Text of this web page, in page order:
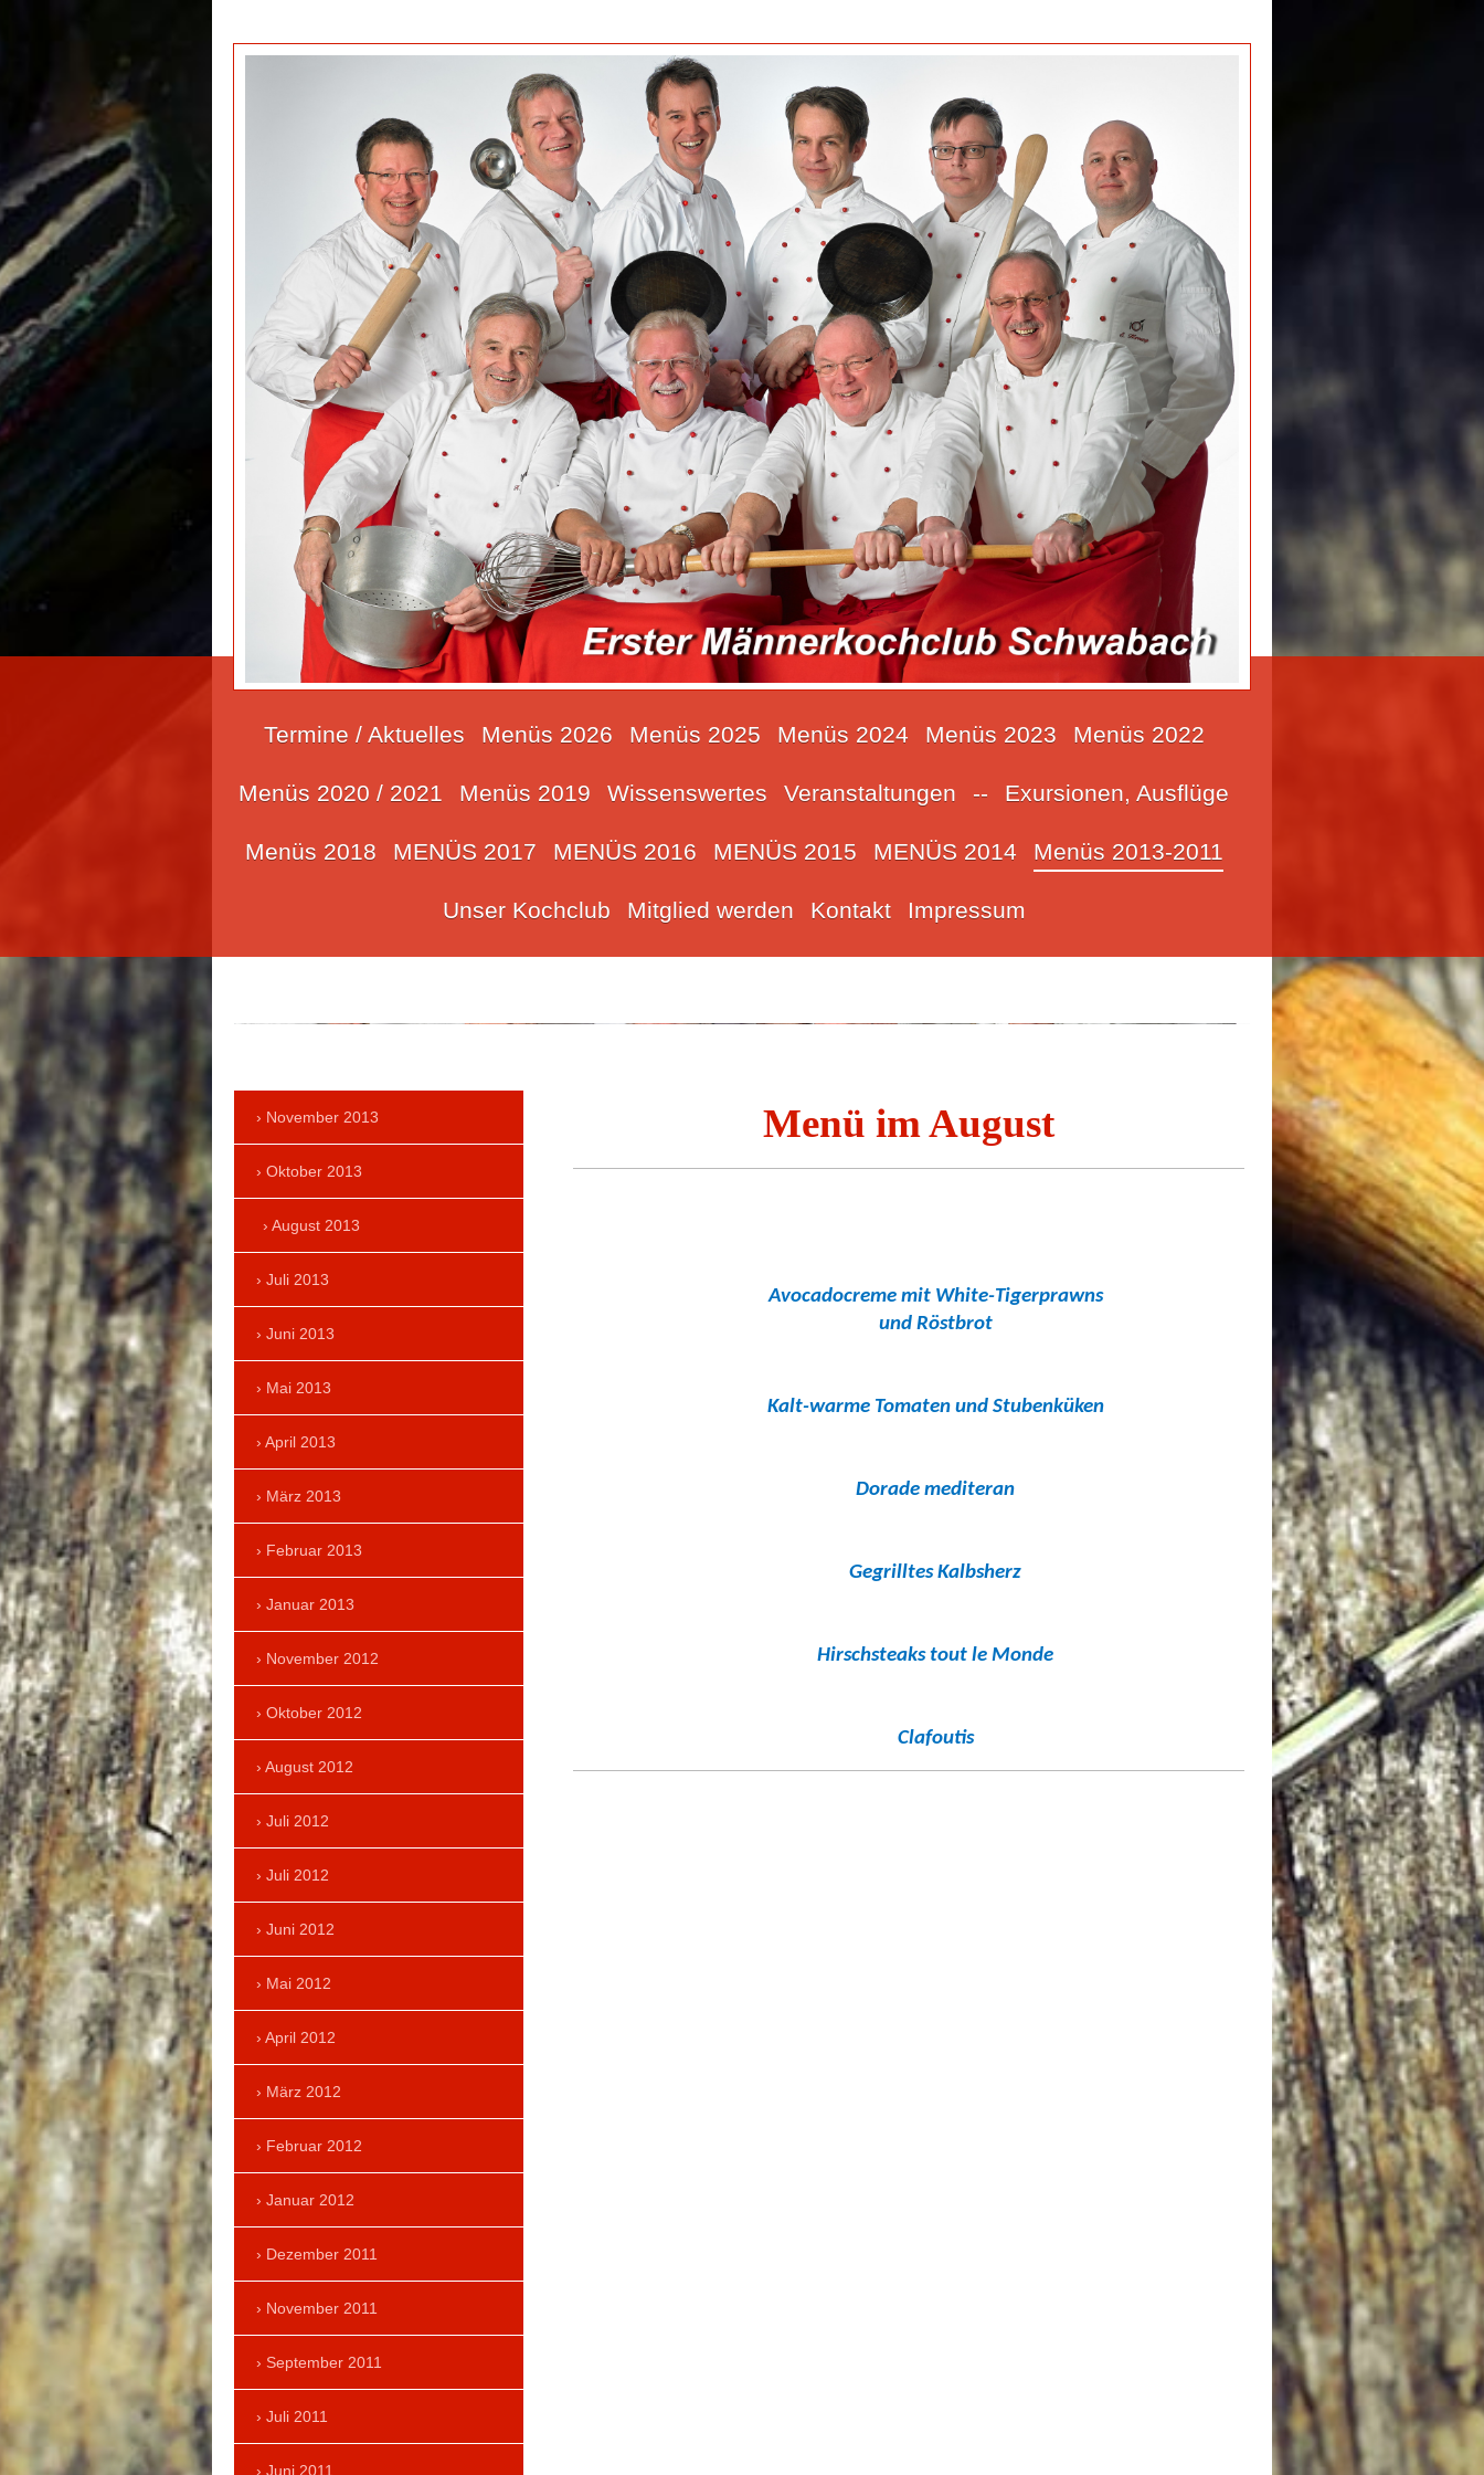
Termine / Aktuelles Menüs 2026 Menüs 2025 Menüs 2024 Menüs 2023 Menüs 2022
Menüs 2020 / 2021 Menüs 2019 Wissenswertes Veranstaltungen -- Exursionen, Ausflüge
Menüs 2018 MENÜS 2017 MENÜS 2016 MENÜS 2015 MENÜS 2014 Menüs 2013-2011
Unser Kochclub Mitglied werden Kontakt Impressum
Menü im August
Avocadocreme mit White-Tigerprawns
und Röstbrot
Kalt-warme Tomaten und Stubenküken
Dorade mediteran
Gegrilltes Kalbsherz
Hirschsteaks tout le Monde
Clafoutis
November 2013
Oktober 2013
August 2013
Juli 2013
Juni 2013
Mai 2013
April 2013
März 2013
Februar 2013
Januar 2013
November 2012
Oktober 2012
August 2012
Juli 2012
Juli 2012
Juni 2012
Mai 2012
April 2012
März 2012
Februar 2012
Januar 2012
Dezember 2011
November 2011
September 2011
Juli 2011
Juni 2011